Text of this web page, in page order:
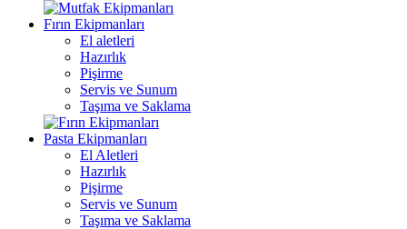
Fırın Ekipmanları
El aletleri
Hazırlık
Pişirme
Servis ve Sunum
Taşıma ve Saklama
Pasta Ekipmanları
El Aletleri
Hazırlık
Pişirme
Servis ve Sunum
Taşıma ve Saklama